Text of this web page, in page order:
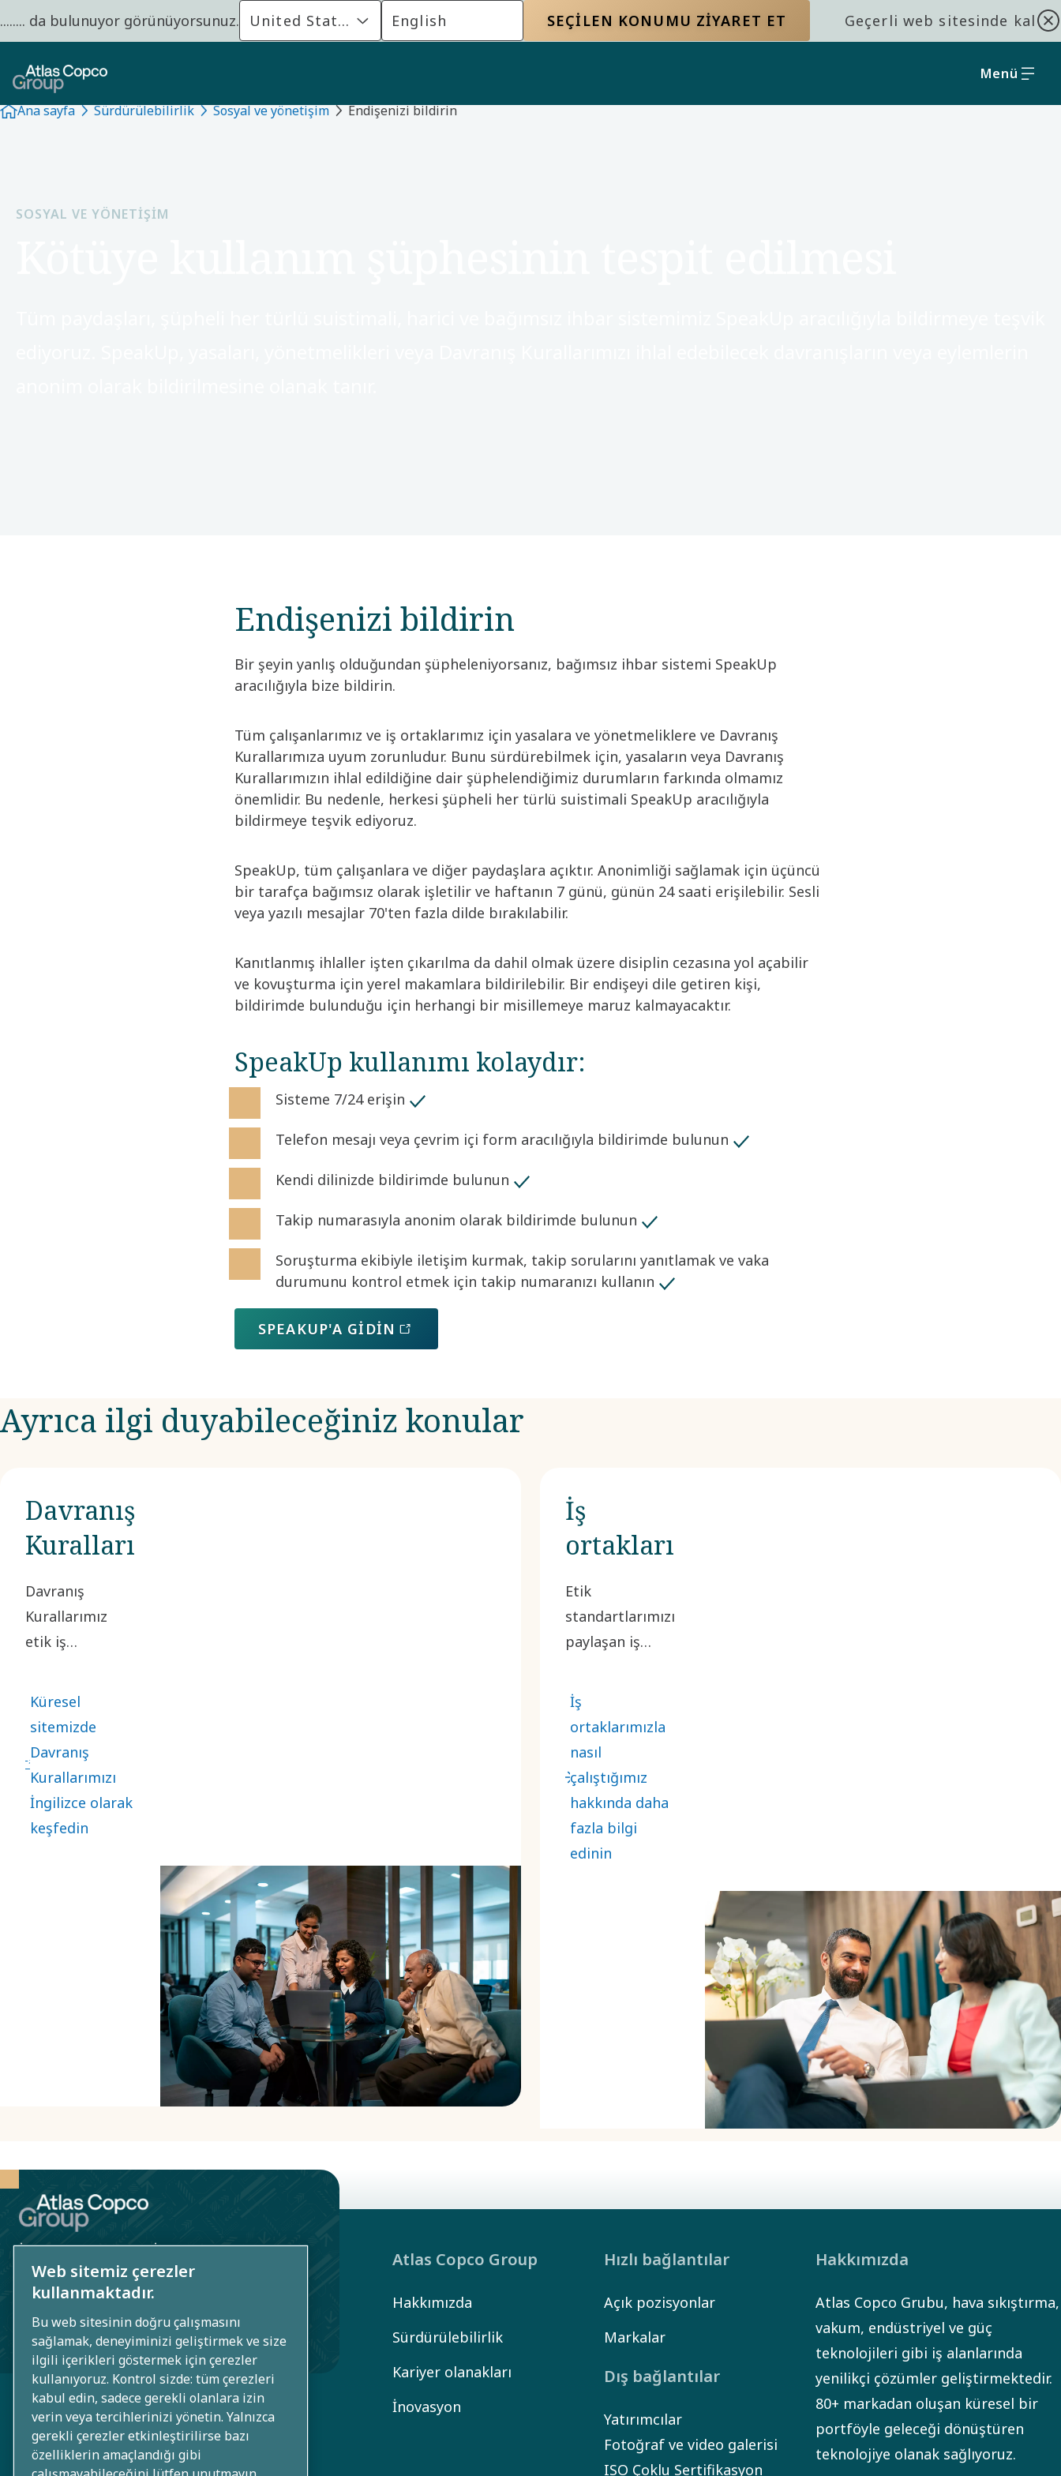
........ da bulunuyor görünüyorsunuz. United States English SEÇILEN KONUMU ZIYARET ET Geçerli web sitesinde kal
Menü
Ana sayfa Sürdürülebilirlik Sosyal ve yönetişim Endişenizi bildirin
SOSYAL VE YÖNETIŞIM
Endişenizi bildirin
Bir şeyin yanlış olduğundan şüpheleniyorsanız, bağımsız ihbar sistemi SpeakUp
aracılığıyla bize bildirin.
Tüm çalışanlarımız ve iş ortaklarımız için yasalara ve yönetmeliklere ve Davranış
Kurallarımıza uyum zorunludur. Bunu sürdürebilmek için, yasaların veya Davranış
Kurallarımızın ihlal edildiğine dair şüphelendiğimiz durumların farkında olmamız
önemlidir. Bu nedenle, herkesi şüpheli her türlü suistimali SpeakUp aracılığıyla
bildirmeye teşvik ediyoruz.
SpeakUp, tüm çalışanlara ve diğer paydaşlara açıktır. Anonimliği sağlamak için üçüncü
bir tarafça bağımsız olarak işletilir ve haftanın 7 günü, günün 24 saati erişilebilir. Sesli
veya yazılı mesajlar 70'ten fazla dilde bırakılabilir.
Kanıtlanmış ihlaller işten çıkarılma da dahil olmak üzere disiplin cezasına yol açabilir
ve kovuşturma için yerel makamlara bildirilebilir. Bir endişeyi dile getiren kişi,
bildirimde bulunduğu için herhangi bir misillemeye maruz kalmayacaktır.
SpeakUp kullanımı kolaydır:
Sisteme 7/24 erişin
Telefon mesajı veya çevrim içi form aracılığıyla bildirimde bulunun
Kendi dilinizde bildirimde bulunun
Takip numarasıyla anonim olarak bildirimde bulunun
Soruşturma ekibiyle iletişim kurmak, takip sorularını yanıtlamak ve vaka
durumunu kontrol etmek için takip numaranızı kullanın
SPEAKUP'A GIDIN
Ayrıca ilgi duyabileceğiniz konular
Davranış
Kuralları
Davranış
Kurallarımız
etik iş
destekler ve
yaptığımız her
şeyin
merkezinde yer
alır. Çalışanlar
ve iş ortakları
için zorunlu
bildirilebilir.
Küresel
sitemizde
Davranış
Kurallarımızı
İngilizce olarak
keşfedin
İş
ortakları
Etik
standartlarımızı
paylaşan iş
çalışıyoruz. Tüm
önemli iş
ortaklarımızın,
Davranış
Kurallarımıza
uyumu
onaylamak için
İş
ortaklarımızla
nasıl
çalıştığımız
hakkında daha
fazla bilgi
edinin
İstasyon Mahallesi, İbiş Ağa Caddesi
No: 6 Tuzla, 34940, İstanbul, Turkiye
00902165810581
group.tur@atlascopco.com
Atlas Copco Group
Hakkımızda
Sürdürülebilirlik
Kariyer olanakları
İnovasyon
Hızlı bağlantılar
Açık pozisyonlar
Markalar
Dış bağlantılar
Yatırımcılar
Fotoğraf ve video galerisi
ISO Çoklu Sertifikasyon
Hakkımızda
Atlas Copco Grubu, hava sıkıştırma,
vakum, endüstriyel ve güç
teknolojileri gibi iş alanlarında
yenilikçi çözümler geliştirmektedir.
80+ markadan oluşan küresel bir
portföyle geleceği dönüştüren
teknolojiye olanak sağlıyoruz.
Web sitemiz çerezler
kullanmaktadır.
Bu web sitesinin doğru çalışmasını
sağlamak, deneyiminizi geliştirmek ve size
ilgili içerikleri göstermek için çerezler
kullanıyoruz. Kontrol sizde: tüm çerezleri
kabul edin, sadece gerekli olanlara izin
verin veya tercihlerinizi yönetin. Yalnızca
gerekli çerezler etkinleştirilirse bazı
özelliklerin amaçlandığı gibi